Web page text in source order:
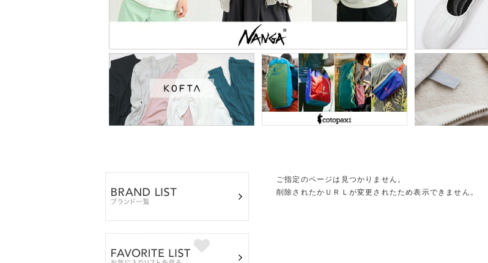
ご指定のページは見つかりません。
削除されたかＵＲＬが変更されたため表示できません。